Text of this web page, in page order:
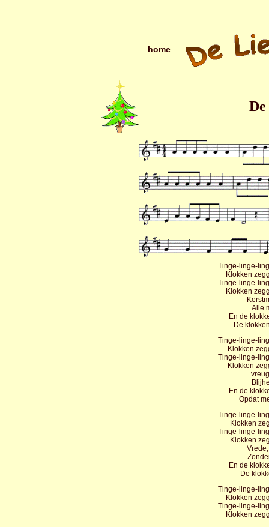
home
Tinge-linge-
Klokken
Tinge-linge-
Klokken
Alle
En de
De
Tinge-linge-
Klokken
Tinge-linge-
Klokken
En de
Opdat
Tinge-linge-
Klokken
Tinge-linge-
Klokken
En de
De
Tinge-linge-
Klokken
Tinge-linge-
Klokken